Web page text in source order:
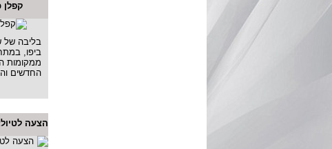
קפלן
בליבה של
ביפו,
ממקומות
החדשים
הצעה